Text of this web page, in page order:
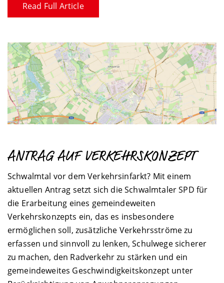
Read Full Article
ANTRAG AUF VERKEHRSKONZEPT
Schwalmtal vor dem Verkehrsinfarkt? Mit einem
aktuellen Antrag setzt sich die Schwalmtaler SPD für
die Erarbeitung eines gemeindeweiten
Verkehrskonzepts ein, das es insbesondere
ermöglichen soll, zusätzliche Verkehrsströme zu
erfassen und sinnvoll zu lenken, Schulwege sicherer
zu machen, den Radverkehr zu stärken und ein
gemeindeweites Geschwindigkeitskonzept unter